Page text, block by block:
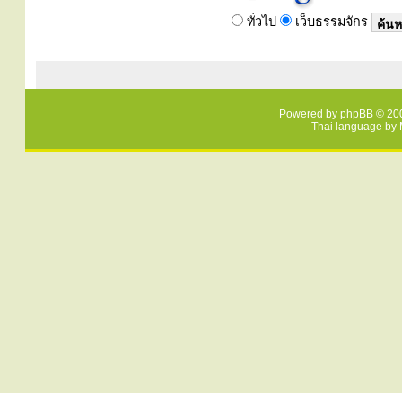
ทั่วไป เว็บธรรมจักร
Powered by phpBB ©
Thai language by